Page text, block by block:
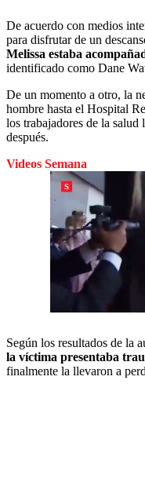
De acuerdo con medios
para disfrutar de un
Melissa estaba
identificado como Dane
De un momento a otro, la
hombre hasta el Hospital
los trabajadores de la
después.
Videos Semana
Según los resultados de la
la víctima presentaba
finalmente la llevaron a